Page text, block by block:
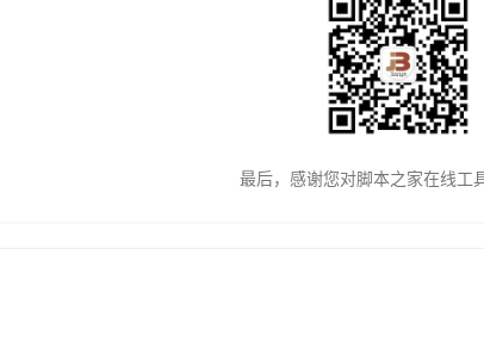
最后，感谢您对脚本之家在线工